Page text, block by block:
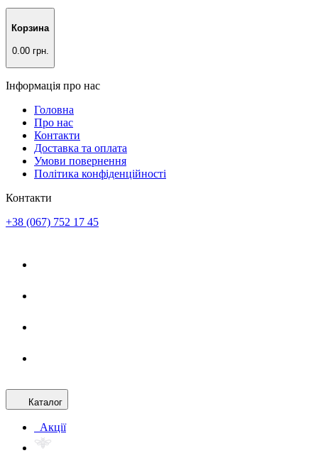
Корзина
0.00 грн.
Інформація про нас
Головна
Про нас
Контакти
Доставка та оплата
Умови повернення
Політика конфіденційності
Контакти
+38 (067) 752 17 45
Каталог
Акції